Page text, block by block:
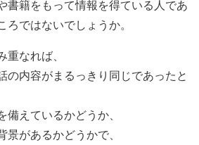
書籍をもって情報を得ている人であ
ではないでしょうか。
なれば、
の内容がまるっきり同じであったと
えているかどうか、
があるかどうかで、